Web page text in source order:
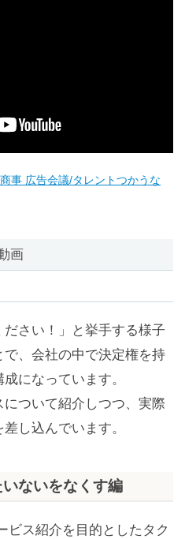
事 広告会議/タレントつかうな
画
さい！」と挙手する様子
、会社の中で決定権を持
になっています。
ついて紹介しつつ、実際
し込んでいます。
ないをなくす編
ビス紹介を目的としたタク